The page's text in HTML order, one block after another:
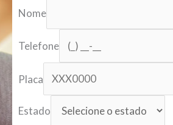
Nome
Telefone
Placa
Estado